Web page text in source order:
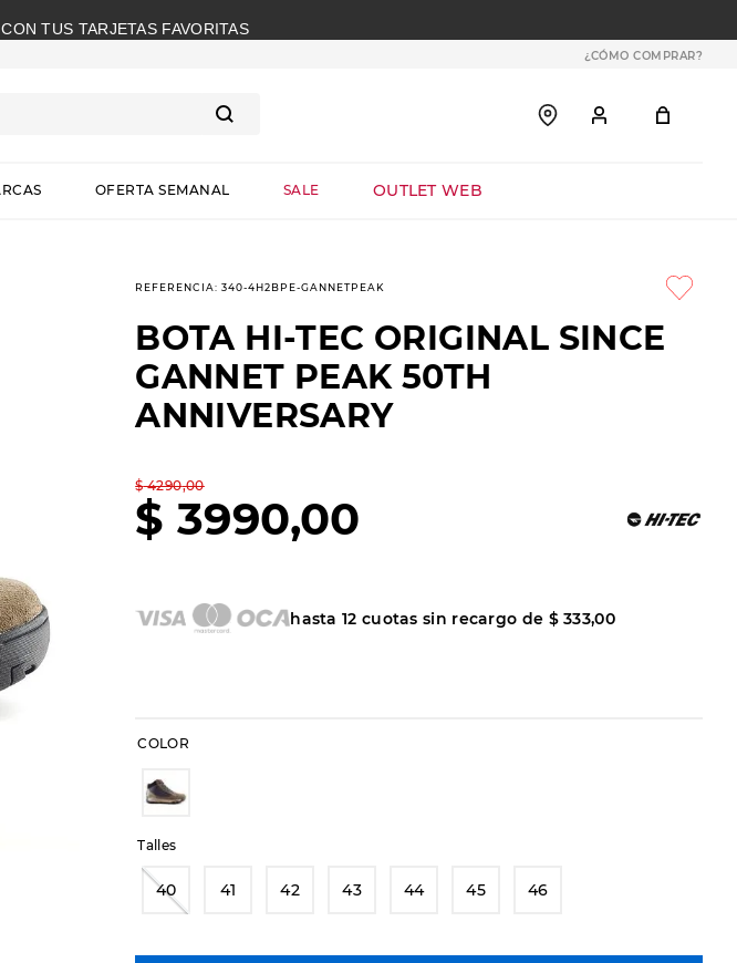
TUS TARJETAS FAVORITAS
¿CÓMO COMPRAR?
OFERTA SEMANAL SALE OUTLET WEB
REFERENCIA:340-4H2BPE-GANNETPEAK
BOTA HI-TEC ORIGINAL SINCE
GANNET PEAK 50TH
ANNIVERSARY
$ 4290,00
$ 3990,00
hasta12 cuotas sin recargo de $ 333,00
COLOR
Talles
40 41 42 43 44 45 46